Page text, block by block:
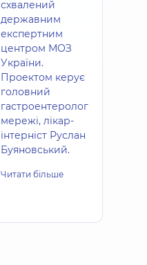
схвалений
державним
експертним
центром МОЗ
України.
Проектом керує
головний
гастроентеролог
мережі, лікар-
інтерніст Руслан
Буяновський.
Читати більше